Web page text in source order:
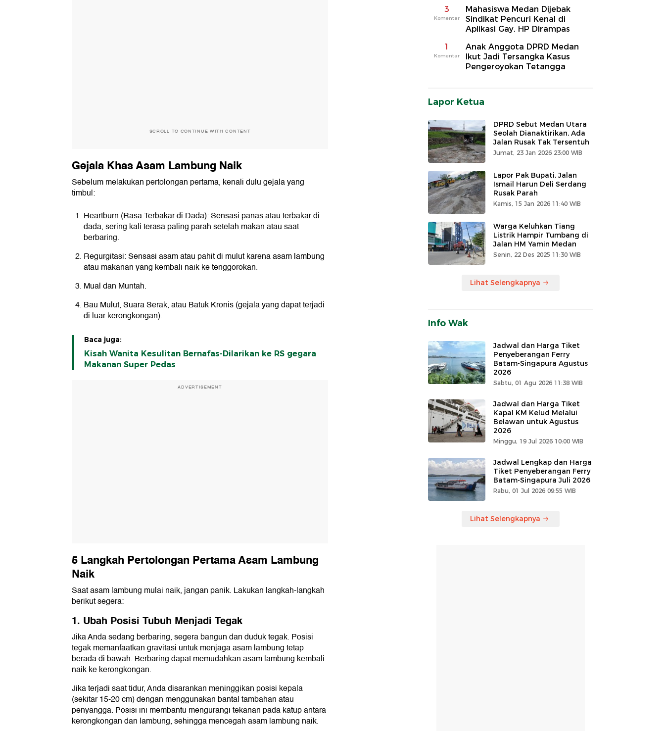
SCROLL TO CONTINUE WITH CONTENT
Gejala Khas Asam Lambung Naik
Sebelum melakukan pertolongan pertama, kenali dulu gejala yang
timbul:
Heartburn (Rasa Terbakar di Dada): Sensasi panas atau terbakar di
dada, sering kali terasa paling parah setelah makan atau saat
berbaring.
Regurgitasi: Sensasi asam atau pahit di mulut karena asam lambung
atau makanan yang kembali naik ke tenggorokan.
Mual dan Muntah.
Bau Mulut, Suara Serak, atau Batuk Kronis (gejala yang dapat terjadi
di luar kerongkongan).
Baca juga:
Kisah Wanita Kesulitan Bernafas-Dilarikan ke RS gegara
Makanan Super Pedas
ADVERTISEMENT
5 Langkah Pertolongan Pertama Asam Lambung
Naik
Saat asam lambung mulai naik, jangan panik. Lakukan langkah-langkah
berikut segera:
1. Ubah Posisi Tubuh Menjadi Tegak
Jika Anda sedang berbaring, segera bangun dan duduk tegak. Posisi
tegak memanfaatkan gravitasi untuk menjaga asam lambung tetap
berada di bawah. Berbaring dapat memudahkan asam lambung kembali
naik ke kerongkongan.
Jika terjadi saat tidur, Anda disarankan meninggikan posisi kepala
(sekitar 15-20 cm) dengan menggunakan bantal tambahan atau
penyangga. Posisi ini membantu mengurangi tekanan pada katup antara
kerongkongan dan lambung, sehingga mencegah asam lambung naik.
3
Komentar
Mahasiswa Medan Dijebak
Sindikat Pencuri Kenal di
Aplikasi Gay, HP Dirampas
1
Komentar
Anak Anggota DPRD Medan
Ikut Jadi Tersangka Kasus
Pengeroyokan Tetangga
Lapor Ketua
DPRD Sebut Medan Utara
Seolah Dianaktirikan, Ada
Jalan Rusak Tak Tersentuh
Jumat, 23 Jan 2026 23:00 WIB
Lapor Pak Bupati, Jalan
Ismail Harun Deli Serdang
Rusak Parah
Kamis, 15 Jan 2026 11:40 WIB
Warga Keluhkan Tiang
Listrik Hampir Tumbang di
Jalan HM Yamin Medan
Senin, 22 Des 2025 11:30 WIB
Lihat Selengkapnya
Info Wak
Jadwal dan Harga Tiket
Penyeberangan Ferry
Batam-Singapura Agustus
2026
Sabtu, 01 Agu 2026 11:38 WIB
Jadwal dan Harga Tiket
Kapal KM Kelud Melalui
Belawan untuk Agustus
2026
Minggu, 19 Jul 2026 10:00 WIB
Jadwal Lengkap dan Harga
Tiket Penyeberangan Ferry
Batam-Singapura Juli 2026
Rabu, 01 Jul 2026 09:55 WIB
Lihat Selengkapnya